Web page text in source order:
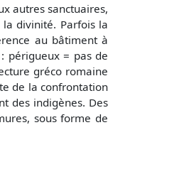
autres sanctuaires,
divinité. Parfois la
au bâtiment à
périgueux = pas de
gréco romaine
de la confrontation
des indigènes. Des
sous forme de